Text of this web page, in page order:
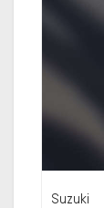
Suzuki